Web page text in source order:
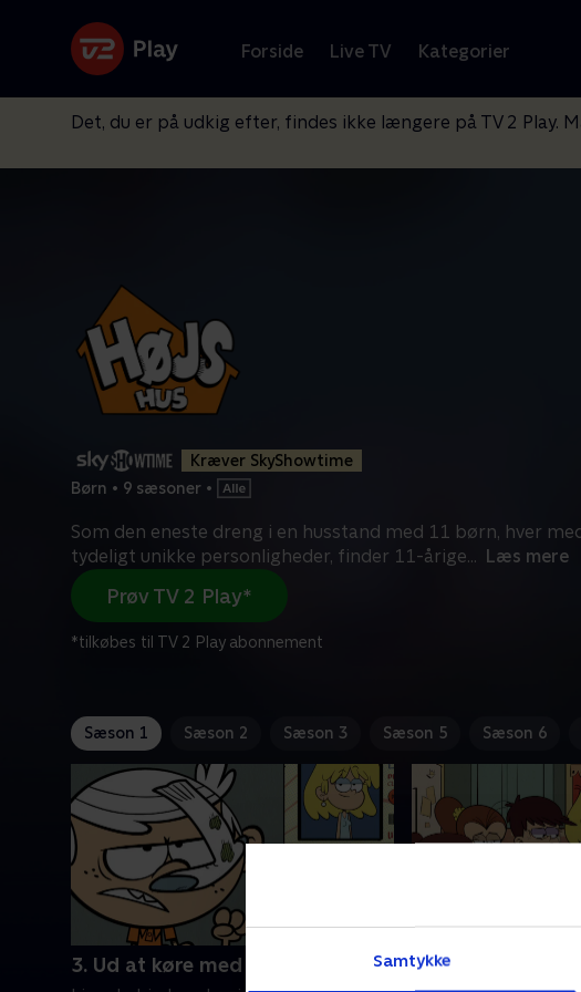
Samtykke
Forside Live TV Kategorier
Det, du er på udkig efter, findes ikke længere på TV 2 Play.
Kræver SkyShowtime
Børn • 9 sæsoner •
Som den eneste dreng i en husstand med 11 børn, hver
tydeligt unikke personligheder, finder 11-årige... Læs mere
Prøv TV 2 Play*
*tilkøbes til TV 2 Play abonnement
Sæson 1 Sæson 2 Sæson 3 Sæson 5 Sæson 6
3. Ud at køre med de skøre 4. Den gode plads